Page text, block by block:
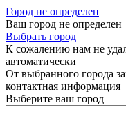
Город не определен
Ваш город не определен
Выбрать город
К сожалению нам не
автоматически
От выбранного города
контактная информация
Выберите ваш город